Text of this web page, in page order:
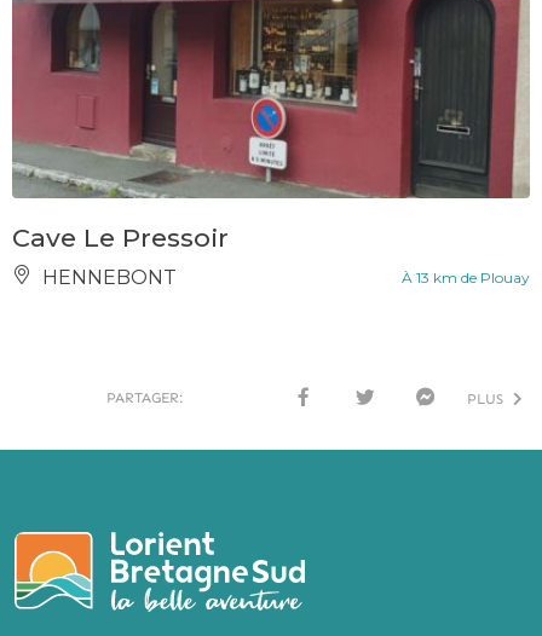
Cave Le Pressoir
HENNEBONT À 13 km de Plouay
PARTAGER:
BOO
TTER
ENG
PLUS